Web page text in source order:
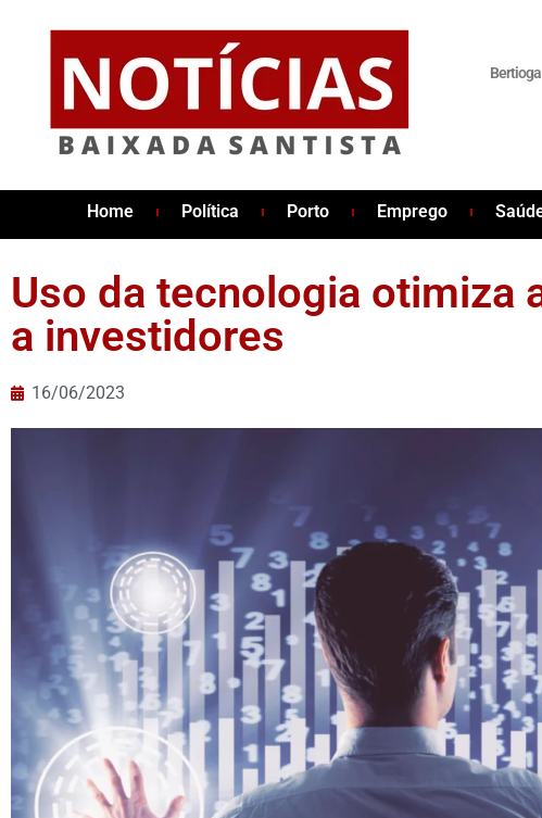
Bertioga
Home Política Porto Emprego
Uso da tecnologia otimiza
a investidores
16/06/2023